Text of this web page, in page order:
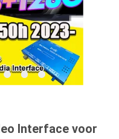
Interface voor